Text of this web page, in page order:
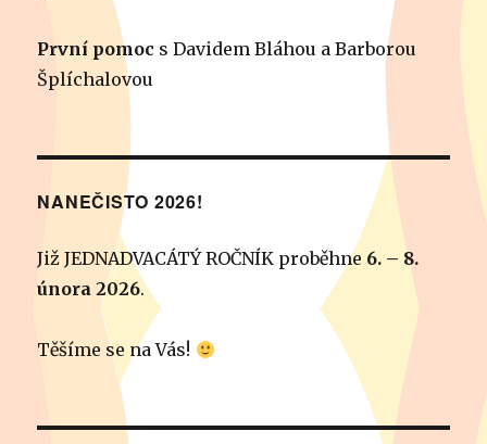
První pomoc s Davidem Bláhou a Barborou
Šplíchalovou
NANEČISTO 2026!
Již JEDNADVACÁTÝ ROČNÍK proběhne 6. – 8.
února 2026.
Těšíme se na Vás!